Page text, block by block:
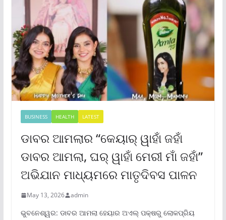
BUSINESS HEALTH LATEST
ଡାବର ଆମଲାର “କେୟାର୍ ୱାହାଁ ଜହାଁ
ଡାବର ଆମଲା, ଘର୍ ୱାହାଁ ମେରୀ ମାଁ ଜହାଁ”
ଅଭିଯାନ ମାଧ୍ୟମରେ ମାତୃଦିବସ ପାଳନ
May 13, 2026 admin
ଭୁବନେଶ୍ୱର: ଡାବର ଆମଲା ହେୟାର ଅଏଲ୍ ପକ୍ଷରୁ ଲୋକପ୍ରିୟ